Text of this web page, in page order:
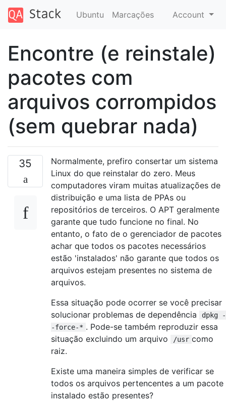
Ubuntu Marcações Account
Encontre (e reinstale)
pacotes com
arquivos corrompidos
(sem quebrar nada)
35
Normalmente, prefiro consertar um sistema
Linux do que reinstalar do zero. Meus
computadores viram muitas atualizações de
distribuição e uma lista de PPAs ou
repositórios de terceiros. O APT geralmente
garante que tudo funcione no final. No
entanto, o fato de o gerenciador de pacotes
achar que todos os pacotes necessários
estão 'instalados' não garante que todos os
arquivos estejam presentes no sistema de
arquivos.
Essa situação pode ocorrer se você precisar
solucionar problemas de dependência
dpkg -
-force-* . Pode-se também reproduzir essa
situação excluindo um arquivo
/usr como
raiz.
Existe uma maneira simples de verificar se
todos os arquivos pertencentes a um pacote
instalado estão presentes?